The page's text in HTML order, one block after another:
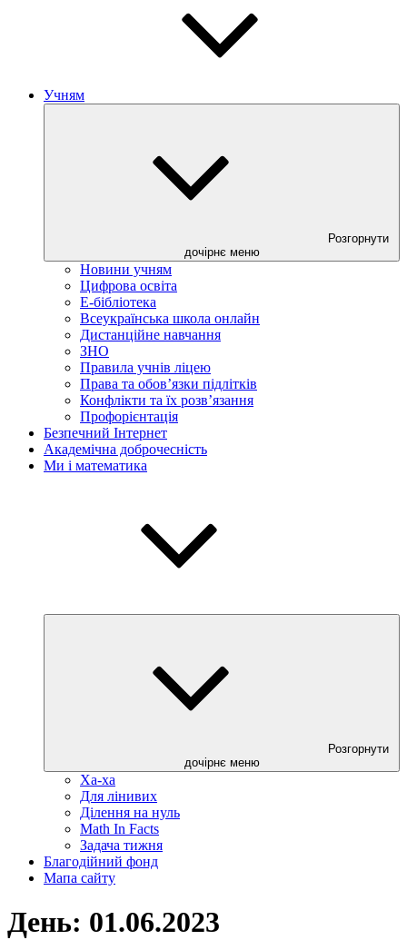
Учням
Розгорнути
дочірнє меню
Новини учням
Цифрова освіта
E-бібліотека
Всеукраїнська школа онлайн
Дистанційне навчання
ЗНО
Правила учнів ліцею
Права та обов’язки підлітків
Конфлікти та їх розв’язання
Профорієнтація
Безпечний Інтернет
Академічна доброчесність
Ми і математика
Розгорнути
дочірнє меню
Ха-ха
Для лінивих
Ділення на нуль
Math In Facts
Задача тижня
Благодійний фонд
Мапа сайту
День: 01.06.2023